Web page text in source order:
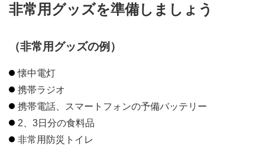
非常用グッズを準備しましょう
（非常用グッズの例）
懐中電灯
携帯ラジオ
携帯電話、スマートフォンの予備バッテリー
2、3日分の食料品
非常用防災トイレ